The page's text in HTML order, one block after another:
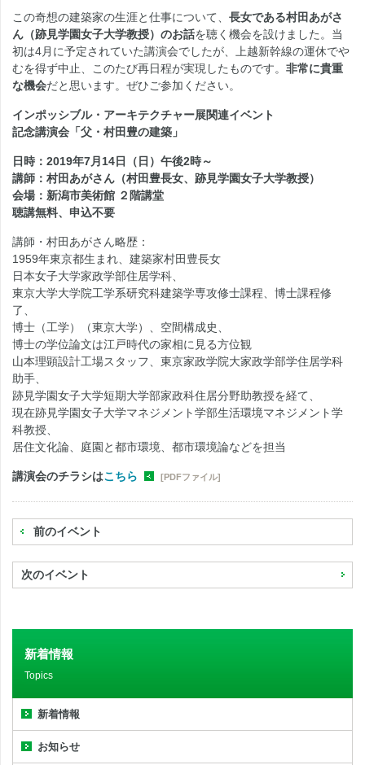
この奇想の建築家の生涯と仕事について、 長女である村田あがさ
ん（跡見学園女子大学教授）のお話を聴く機会を設けました。当
初は4月に予定されていた講演会でしたが、上越新幹線の運休でや
むを得ず中止、このたび再日程が実現したものです。 非常に貴重
な機会だと思います。ぜひご参加ください。
インポッシブル・アーキテクチャー展関連イベント
記念講演会「父・村田豊の建築」
日時：2019年7月14日（日）午後2時～
講師：村田あがさん（村田豊長女、跡見学園女子大学教授）
会場：新潟市美術館 ２階講堂
聴講無料、申込不要
講師・村田あがさん略歴：
1959年東京都生まれ、建築家村田豊長女
日本女子大学家政学部住居学科、
東京大学大学院工学系研究科建築学専攻修士課程、博士課程修
了、
博士（工学）（東京大学）、空間構成史、
博士の学位論文は江戸時代の家相に見る方位観
山本理顕設計工場スタッフ、東京家政学院大家政学部学住居学科
助手、
跡見学園女子大学短期大学部家政科住居分野助教授を経て、
現在跡見学園女子大学マネジメント学部生活環境マネジメント学
科教授、
居住文化論、庭園と都市環境、都市環境論などを担当
講演会のチラシはこちら [PDFファイル]
前のイベント
次のイベント
新着情報
Topics
新着情報
お知らせ